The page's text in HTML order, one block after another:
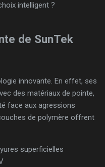
intelligent ?
de SunTek
innovante. En effet, ses
des matériaux de pointe,
face aux agressions
de polymère offrent
superficielles